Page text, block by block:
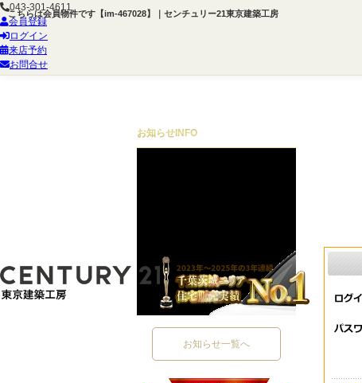
こちらは会員物件です【im-467028】｜センチュリー21東京建築工房
043-301-4611
会員登録
ログイン
来店予約
お問合せ
お知らせ INFO
お知らせ一覧へ